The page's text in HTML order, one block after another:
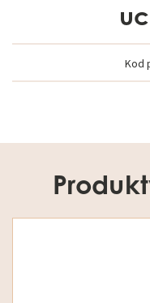
Kod